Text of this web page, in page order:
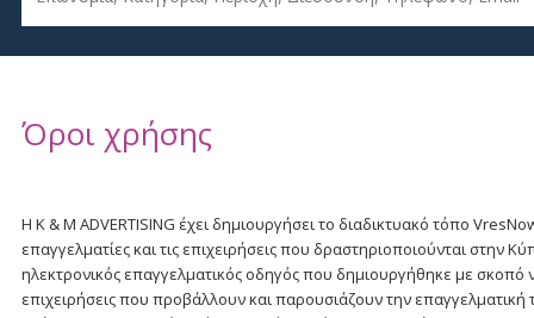
Όροι χρήσης
Η K & M ADVERTISING έχει δημιουργήσει το διαδικτυακό τόπο
επαγγελματίες και τις επιχειρήσεις που δραστηριοποιούνται
ηλεκτρονικός επαγγελματικός οδηγός που δημιουργήθηκε με σκοπό
επιχειρήσεις που προβάλλουν και παρουσιάζουν την επαγγελματική